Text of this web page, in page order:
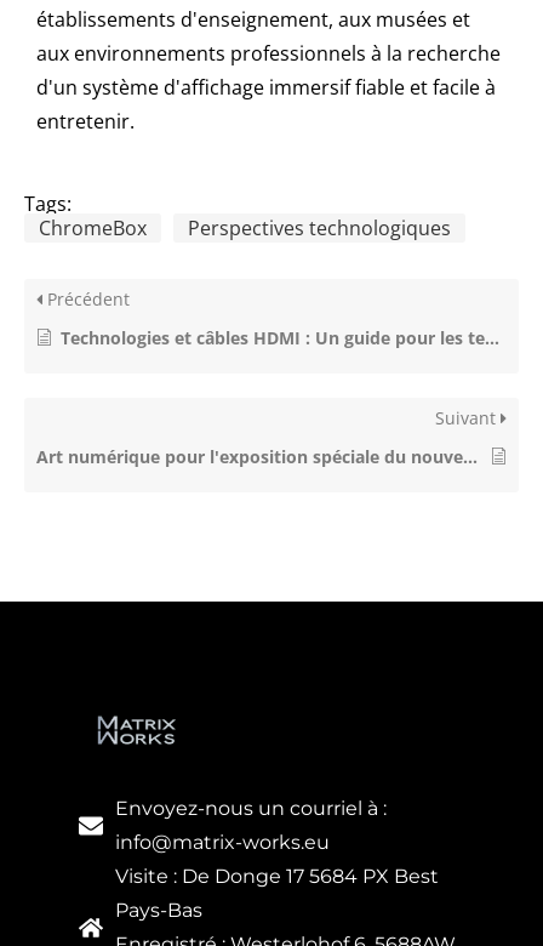
établissements d'enseignement, aux musées et
aux environnements professionnels à la recherche
d'un système d'affichage immersif fiable et facile à
entretenir.
Tags:
ChromeBox
Perspectives technologiques
Précédent
Technologies et câbles HDMI : Un guide pour les techniciens AV professionnels
Suivant
Art numérique pour l'exposition spéciale du nouveau musée d'art de Karuizawa "Irreplaceable Things - Earth, Landscape, and Environment" (Choses irremplaçables - Terre, paysage et environnement).
Envoyez-nous un courriel à :
info@matrix-works.eu
Visite : De Donge 17 5684 PX Best
Pays-Bas